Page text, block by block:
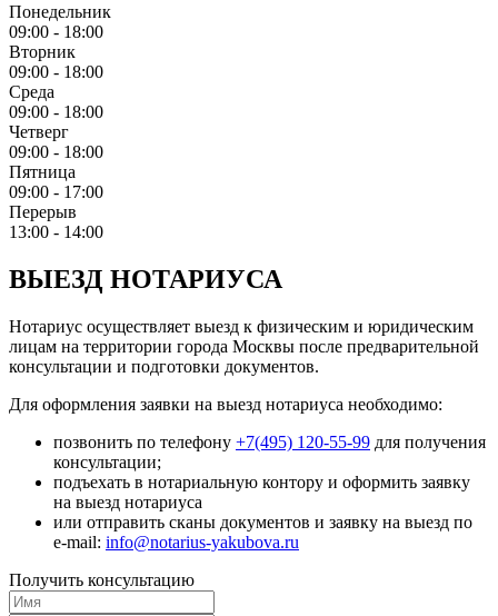
Понедельник
09:00 - 18:00
Вторник
09:00 - 18:00
Среда
09:00 - 18:00
Четверг
09:00 - 18:00
Пятница
09:00 - 17:00
Перерыв
13:00 - 14:00
ВЫЕЗД НОТАРИУСА
Нотариус осуществляет выезд к физическим и юридическим
лицам на территории города Москвы после предварительной
консультации и подготовки документов.
Для оформления заявки на выезд нотариуса необходимо:
позвонить по телефону +7(495) 120-55-99 для получения
консультации;
подъехать в нотариальную контору и оформить заявку
на выезд нотариуса
или отправить сканы документов и заявку на выезд по
e-mail: info@notarius-yakubova.ru
Получить консультацию